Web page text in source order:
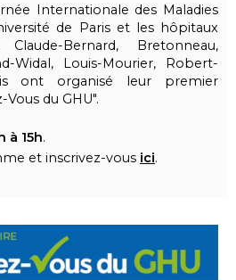
Internationale des Maladies
de Paris et les hôpitaux
Bernard, Bretonneau,
Widal, Louis-Mourier, Robert-
ont organisé leur premier
du GHU".
à 15h.
et inscrivez-vous ici.